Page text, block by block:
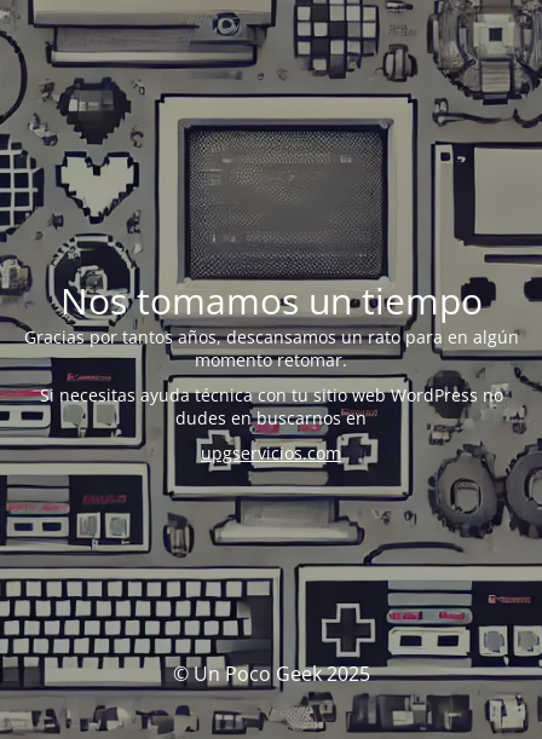
Nos tomamos un tiempo
Gracias por tantos años, descansamos un rato para en algún
momento retomar.
Si necesitas ayuda técnica con tu sitio web WordPress no
dudes en buscarnos en
upgservicios.com
© Un Poco Geek 2025